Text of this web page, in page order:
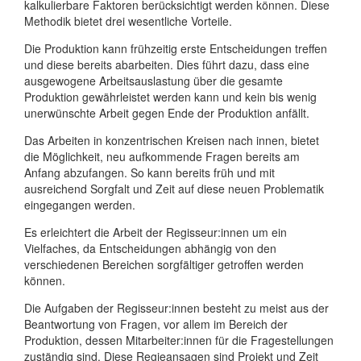
kalkulierbare Faktoren berücksichtigt werden können. Diese
Methodik bietet drei wesentliche Vorteile.
Die Produktion kann frühzeitig erste Entscheidungen treffen
und diese bereits abarbeiten. Dies führt dazu, dass eine
ausgewogene Arbeitsauslastung über die gesamte
Produktion gewährleistet werden kann und kein bis wenig
unerwünschte Arbeit gegen Ende der Produktion anfällt.
Das Arbeiten in konzentrischen Kreisen nach innen, bietet
die Möglichkeit, neu aufkommende Fragen bereits am
Anfang abzufangen. So kann bereits früh und mit
ausreichend Sorgfalt und Zeit auf diese neuen Problematik
eingegangen werden.
Es erleichtert die Arbeit der Regisseur:innen um ein
Vielfaches, da Entscheidungen abhängig von den
verschiedenen Bereichen sorgfältiger getroffen werden
können.
Die Aufgaben der Regisseur:innen besteht zu meist aus der
Beantwortung von Fragen, vor allem im Bereich der
Produktion, dessen Mitarbeiter:innen für die Fragestellungen
zuständig sind. Diese Regieansagen sind Projekt und Zeit